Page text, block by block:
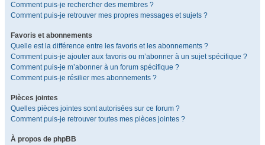
Comment puis-je rechercher des membres ?
Comment puis-je retrouver mes propres messages et sujets ?
Favoris et abonnements
Quelle est la différence entre les favoris et les abonnements ?
Comment puis-je ajouter aux favoris ou m’abonner à un sujet spécifique ?
Comment puis-je m’abonner à un forum spécifique ?
Comment puis-je résilier mes abonnements ?
Pièces jointes
Quelles pièces jointes sont autorisées sur ce forum ?
Comment puis-je retrouver toutes mes pièces jointes ?
À propos de phpBB